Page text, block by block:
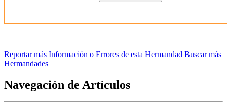
Reportar más Información o Errores de esta Hermandad Buscar más
Hermandades
Navegación de Artículos